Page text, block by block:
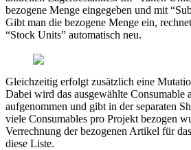
bezogene Menge eingegeben und mit
Gibt man die bezogene Menge ein,
“Stock Units” automatisch neu.
Gleichzeitig erfolgt zusätzlich eine
Dabei wird das ausgewählte Consumable
aufgenommen und gibt in der separaten
viele Consumables pro Projekt bezogen
Verrechnung der bezogenen Artikel für
diese Liste.